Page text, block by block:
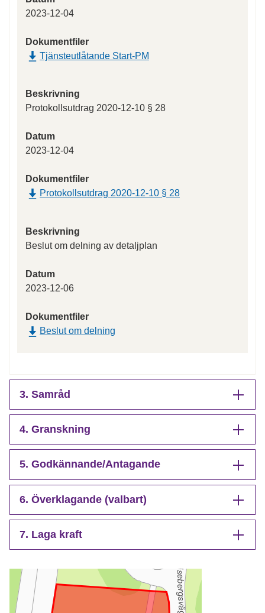
2023-12-04
Dokumentfiler
Tjänsteutlåtande Start-PM
Beskrivning
Protokollsutdrag 2020-12-10 § 28
Datum
2023-12-04
Dokumentfiler
Protokollsutdrag 2020-12-10 § 28
Beskrivning
Beslut om delning av detaljplan
Datum
2023-12-06
Dokumentfiler
Beslut om delning
3. Samråd
4. Granskning
5. Godkännande/Antagande
6. Överklagande (valbart)
7. Laga kraft